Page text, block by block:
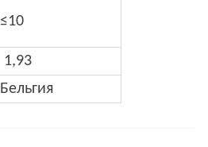
≤10
1,93
Бельгия